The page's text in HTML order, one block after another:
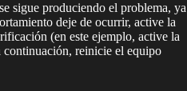
sigue produciendo el problema, ya
deje de ocurrir, active la
(en este ejemplo, active la
reinicie el equipo